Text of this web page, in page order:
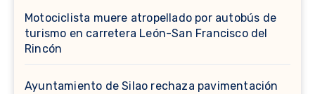
Motociclista muere atropellado por autobús de
turismo en carretera León-San Francisco del
Rincón
Ayuntamiento de Silao rechaza pavimentación